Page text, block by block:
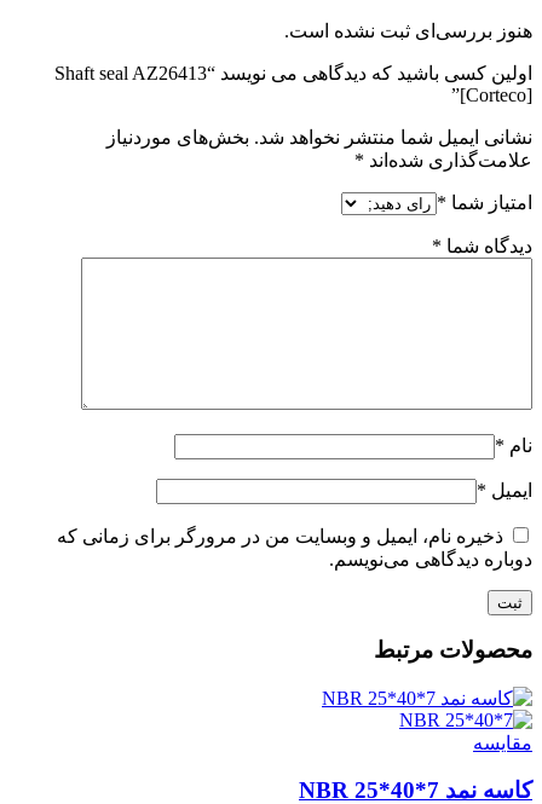
هنوز بررسی‌ای ثبت نشده است.
اولین کسی باشید که دیدگاهی می نویسد “Shaft seal AZ26413
[Corteco]”
نشانی ایمیل شما منتشر نخواهد شد. بخش‌های موردنیاز
علامت‌گذاری شده‌اند *
امتیاز شما *
دیدگاه شما *
نام *
ایمیل *
ذخیره نام، ایمیل و وبسایت من در مرورگر برای زمانی که
دوباره دیدگاهی می‌نویسم.
محصولات مرتبط
مقايسه
کاسه نمد NBR 25*40*7